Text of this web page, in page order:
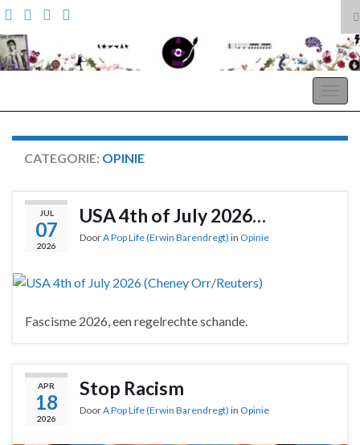
Search for:
CATEGORIE: OPINIE
JUL
07
2026
USA 4th of July 2026…
DoorA Pop Life (Erwin Barendregt) in Opinie
Fascisme 2026, een regelrechte schande.
APR
18
2026
Stop Racism
DoorA Pop Life (Erwin Barendregt) in Opinie